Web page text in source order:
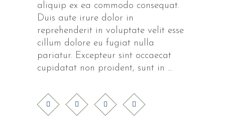
aliquip ex ea commodo consequat.
Duis aute irure dolor in
reprehenderit in voluptate velit esse
cillum dolore eu fugiat nulla
pariatur. Excepteur sint occaecat
cupidatat non proident, sunt in